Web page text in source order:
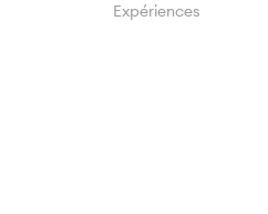
Expériences